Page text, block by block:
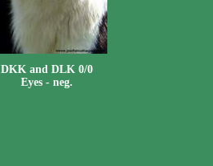
DKK and DLK 0/0
Eyes - neg.